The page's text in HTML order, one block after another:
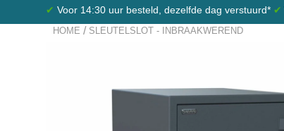
✔ Voor 14:30 uur besteld, dezelfde dag verstuurd* ✔
HOME / SLEUTELSLOT - INBRAAKWEREND